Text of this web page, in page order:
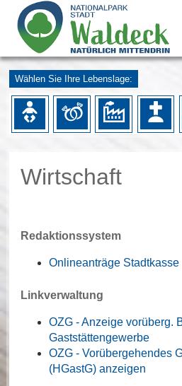
Wählen Sie Ihre Lebenslage:
Wirtschaft
Redaktionssystem
Onlineanträge Stadtkasse
Linkverwaltung
OZG - Anzeige vorüberg.
Gaststättengewerbe
OZG - Vorübergehendes
(HGastG) anzeigen